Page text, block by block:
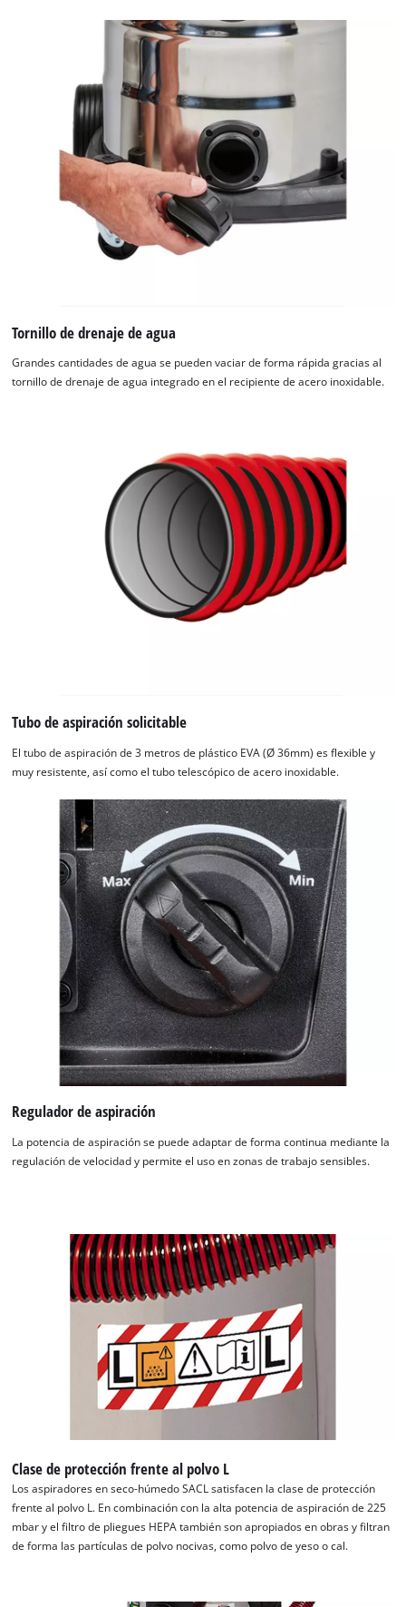
Tornillo de drenaje de agua
Grandes cantidades de agua se pueden vaciar de forma rápida gracias al
tornillo de drenaje de agua integrado en el recipiente de acero inoxidable.
Tubo de aspiración solicitable
El tubo de aspiración de 3 metros de plástico EVA (Ø 36mm) es flexible y
muy resistente, así como el tubo telescópico de acero inoxidable.
Regulador de aspiración
La potencia de aspiración se puede adaptar de forma continua mediante la
regulación de velocidad y permite el uso en zonas de trabajo sensibles.
Clase de protección frente al polvo L
Los aspiradores en seco-húmedo SACL satisfacen la clase de protección
frente al polvo L. En combinación con la alta potencia de aspiración de 225
mbar y el filtro de pliegues HEPA también son apropiados en obras y filtran
de forma las partículas de polvo nocivas, como polvo de yeso o cal.